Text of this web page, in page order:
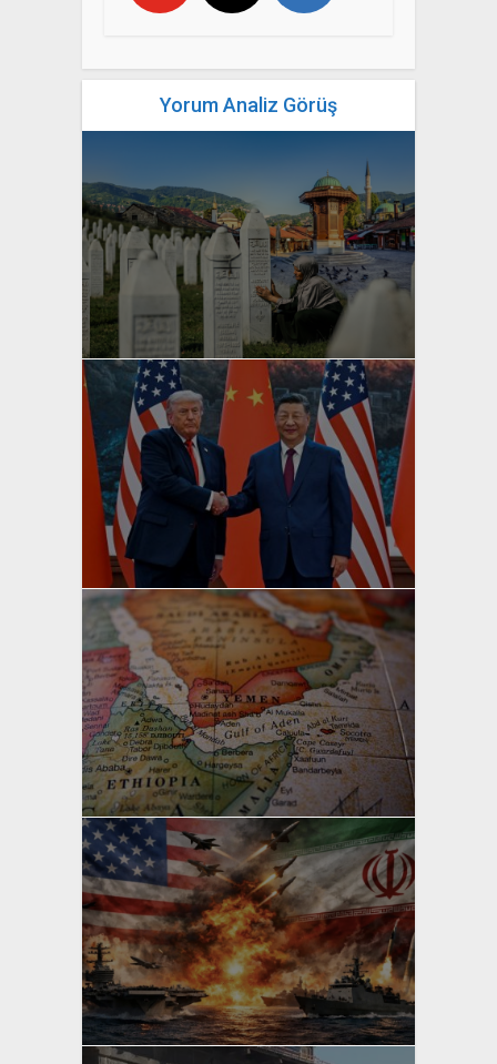
Yorum Analiz Görüş
yazan
Bahri Ak
yazan
Bahri Ak
yazan
Bahri Ak
yazan
Bahri Ak